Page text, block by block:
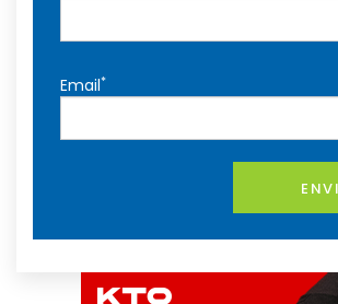
Email*